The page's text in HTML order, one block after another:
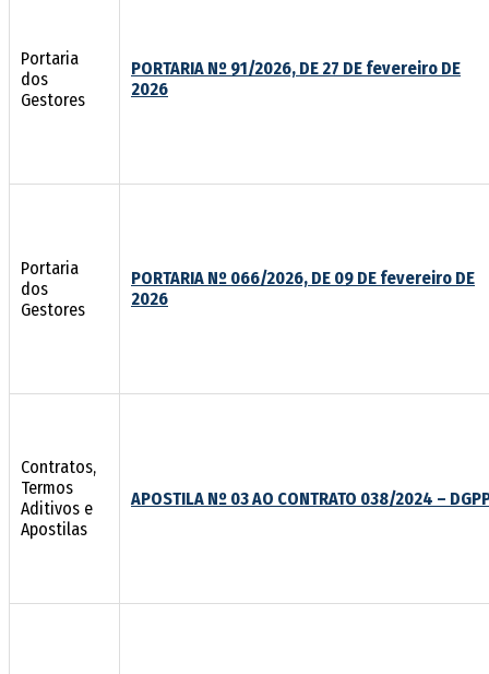
Portaria
dos
Gestores
PORTARIA Nº 91/2026, DE 27 DE fevereiro DE
2026
Portaria
dos
Gestores
PORTARIA Nº 066/2026, DE 09 DE fevereiro DE
2026
Contratos,
Termos
Aditivos e
Apostilas
APOSTILA Nº 03 AO CONTRATO 038/2024 –